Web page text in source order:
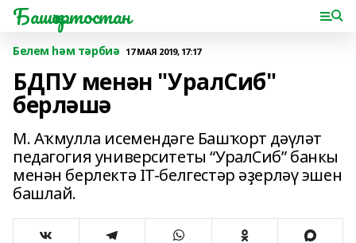
Башҡортостан
Белем һәм тәрбиә 17 МАЯ 2019, 17:17
БДПУ менән "УралСиб"
берләшә
М. Аҡмулла исемендәге Башҡорт дәүләт
педагогия университеты “УралСиб” банкы
менән берлектә IT-белгестәр әҙерләү эшен
башлай.